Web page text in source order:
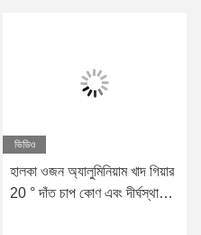
ভিডিও
হালকা ওজন অ্যালুমিনিয়াম খাদ গিয়ার
20 ° দাঁত চাপ কোণ এবং দীর্ঘস্থায়ী